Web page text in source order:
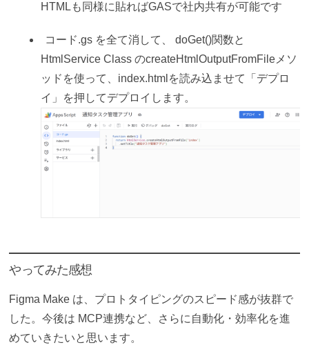
HTMLも同様に貼ればGASで社内共有が可能です
コード.gs を全て消して、 doGet()関数と
HtmlService Class のcreateHtmlOutputFromFileメソ
ッドを使って、index.htmlを読み込ませて「デプロ
イ」を押してデプロイします。
やってみた感想
Figma Make は、プロトタイピングのスピード感が抜群で
した。今後は MCP連携など、さらに自動化・効率化を進
めていきたいと思います。